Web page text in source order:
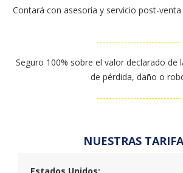
NUESTRAS TARIFAS
Estados Unidos:
Tarifa MIAMI:(por cada libra o
3lb a 9lb -> $5.75